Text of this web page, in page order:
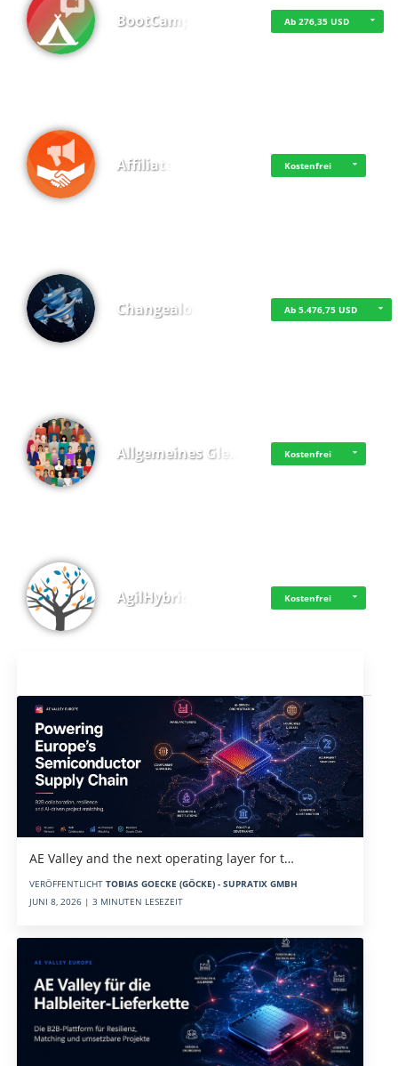
BootCamp Ab 276,35 USD
Affiliate Kostenfrei
Changealot Ab 5.476,75 USD
Allgemeines Gle… Kostenfrei
AgilHybrid Kostenfrei
AE Valley and the next operating layer for t…
VERÖFFENTLICHT TOBIAS GOECKE (GÖCKE) - SUPRATIX GMBH
JUNI 8, 2026 | 3 MINUTEN LESEZEIT